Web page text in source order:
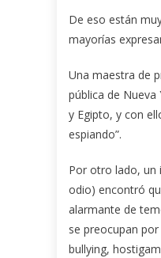
De eso están
mayorías
Una maestra de
pública de
y Egipto, y con
espiando”.
Por otro lado, un
odio) encontró
alarmante de
se preocupan
bullying,